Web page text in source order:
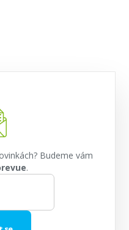
Budeme vám
.